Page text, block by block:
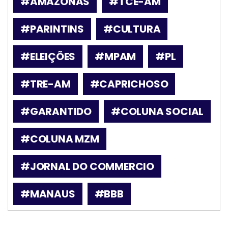
#PARINTINS
#CULTURA
#ELEIÇÕES
#MPAM
#PL
#TRE-AM
#CAPRICHOSO
#GARANTIDO
#COLUNA SOCIAL
#COLUNA MZM
#JORNAL DO COMMERCIO
#MANAUS
#BBB